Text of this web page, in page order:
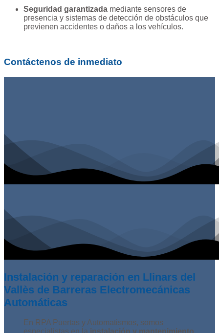
Seguridad garantizada mediante sensores de
presencia y sistemas de detección de obstáculos que
previenen accidentes o daños a los vehículos.
Contáctenos de inmediato
Instalación y reparación en Llinars del
Vallès de Barreras Electromecánicas
Automáticas
En RPA Puertas y Automatismos, somos
especialistas en la instalación y mantenimiento